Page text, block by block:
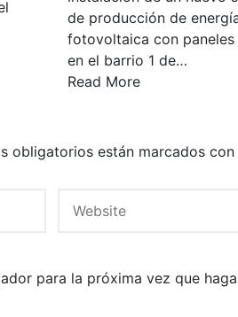
de producción de
fotovoltaica con paneles
en el barrio 1 de…
Read More
obligatorios están marcados con
para la próxima vez que